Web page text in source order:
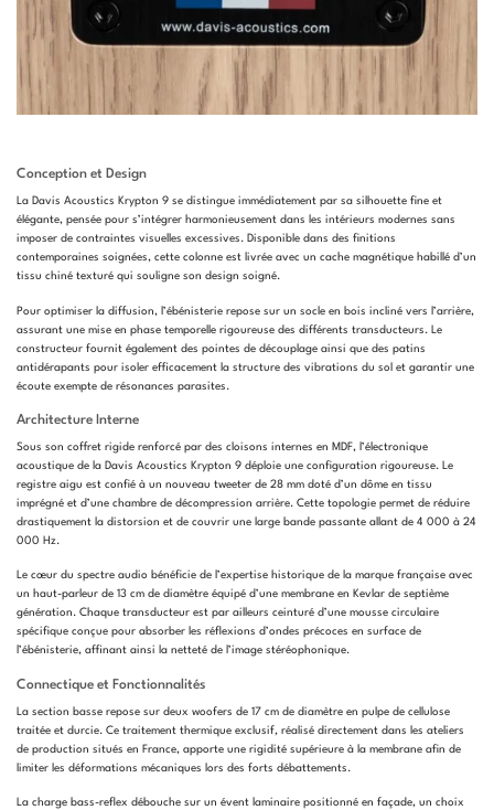
Conception et Design
La Davis Acoustics Krypton 9 se distingue immédiatement par sa silhouette fine et
élégante, pensée pour s’intégrer harmonieusement dans les intérieurs modernes sans
imposer de contraintes visuelles excessives. Disponible dans des finitions
contemporaines soignées, cette colonne est livrée avec un cache magnétique habillé d’un
tissu chiné texturé qui souligne son design soigné.
Pour optimiser la diffusion, l’ébénisterie repose sur un socle en bois incliné vers l’arrière,
assurant une mise en phase temporelle rigoureuse des différents transducteurs. Le
constructeur fournit également des pointes de découplage ainsi que des patins
antidérapants pour isoler efficacement la structure des vibrations du sol et garantir une
écoute exempte de résonances parasites.
Architecture Interne
Sous son coffret rigide renforcé par des cloisons internes en MDF, l’électronique
acoustique de la Davis Acoustics Krypton 9 déploie une configuration rigoureuse. Le
registre aigu est confié à un nouveau tweeter de 28 mm doté d’un dôme en tissu
imprégné et d’une chambre de décompression arrière. Cette topologie permet de réduire
drastiquement la distorsion et de couvrir une large bande passante allant de 4 000 à 24
000 Hz.
Le cœur du spectre audio bénéficie de l’expertise historique de la marque française avec
un haut-parleur de 13 cm de diamètre équipé d’une membrane en Kevlar de septième
génération. Chaque transducteur est par ailleurs ceinturé d’une mousse circulaire
spécifique conçue pour absorber les réflexions d’ondes précoces en surface de
l’ébénisterie, affinant ainsi la netteté de l’image stéréophonique.
Connectique et Fonctionnalités
La section basse repose sur deux woofers de 17 cm de diamètre en pulpe de cellulose
traitée et durcie. Ce traitement thermique exclusif, réalisé directement dans les ateliers
de production situés en France, apporte une rigidité supérieure à la membrane afin de
limiter les déformations mécaniques lors des forts débattements.
La charge bass-reflex débouche sur un évent laminaire positionné en façade, un choix